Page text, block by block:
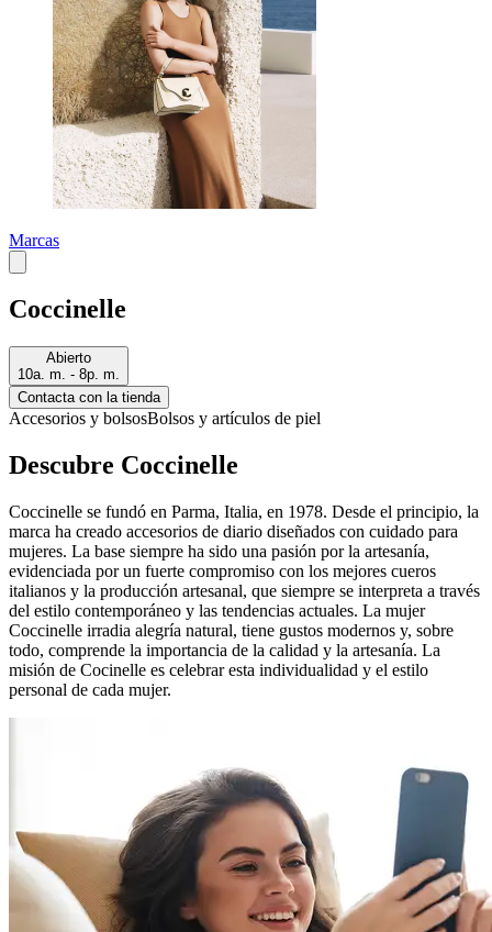
Marcas
Coccinelle
Abierto
10a. m. - 8p. m.
Contacta con la tienda
Accesorios y bolsosBolsos y artículos de piel
Descubre Coccinelle
Coccinelle se fundó en Parma, Italia, en 1978. Desde el principio, la
marca ha creado accesorios de diario diseñados con cuidado para
mujeres. La base siempre ha sido una pasión por la artesanía,
evidenciada por un fuerte compromiso con los mejores cueros
italianos y la producción artesanal, que siempre se interpreta a través
del estilo contemporáneo y las tendencias actuales. La mujer
Coccinelle irradia alegría natural, tiene gustos modernos y, sobre
todo, comprende la importancia de la calidad y la artesanía. La
misión de Cocinelle es celebrar esta individualidad y el estilo
personal de cada mujer.